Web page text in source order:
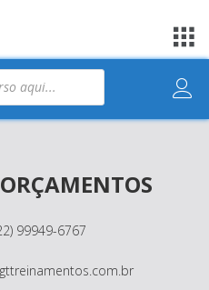
99949-6767